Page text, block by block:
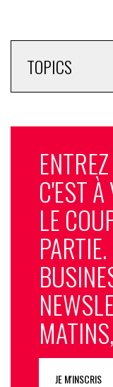
TOPICS
C'EST
LE
JE M'INSCRIS